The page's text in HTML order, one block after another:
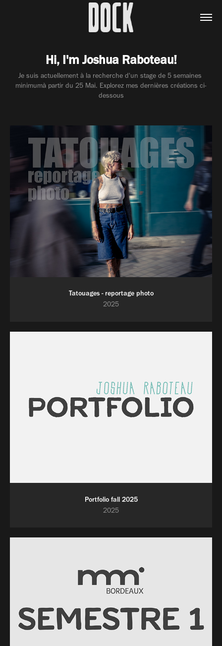
Hi, I'm Joshua Raboteau!
Je suis actuellement à la recherche d'un stage de 5 semaines
minimumà partir du 25 Mai. Explorez mes dernières créations ci-
dessous
Tatouages - reportage photo
2025
Portfolio fall 2025
2025